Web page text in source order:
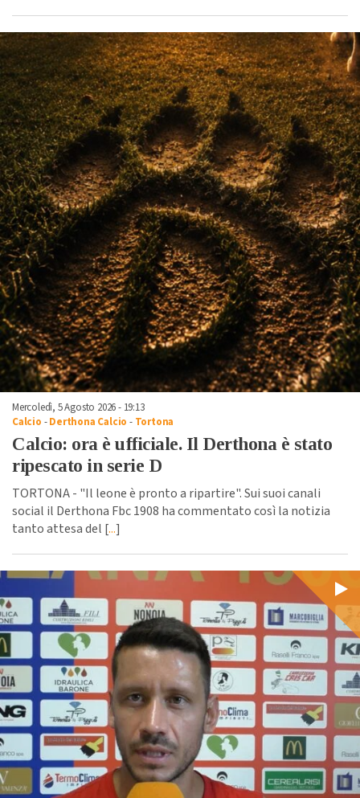
Mercoledì, 5 Agosto 2026 - 19:13
Calcio -Derthona Calcio - Tortona
Calcio: ora è ufficiale. Il Derthona è stato
ripescato in serie D
TORTONA - "Il leone è pronto a ripartire". Sui suoi canali
social il Derthona Fbc 1908 ha commentato così la notizia
tanto attesa del [...]